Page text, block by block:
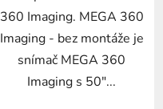
360 Imaging. MEGA 360
Imaging - bez montáže je
snímač MEGA 360
Imaging s 50"...